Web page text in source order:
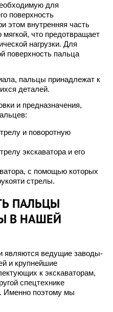
для
поверхность
этом внутренняя часть
мягкой, что предотвращает
нагрузки. Для
поверхность пальца
пальцы принадлежат к
деталей.
и предназначения,
и поворотную
экскаватора и его
с помощью которых
стрелы.
ПАЛЬЦЫ
В НАШЕЙ
являются ведущие заводы-
и крупнейшие
к экскаваторам,
спецтехнике
Именно поэтому мы